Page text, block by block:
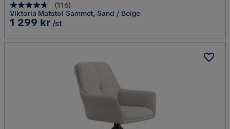
(116)
Viktoria Matstol Sammet, Sand / Beige
Pris
1 299 kr /st